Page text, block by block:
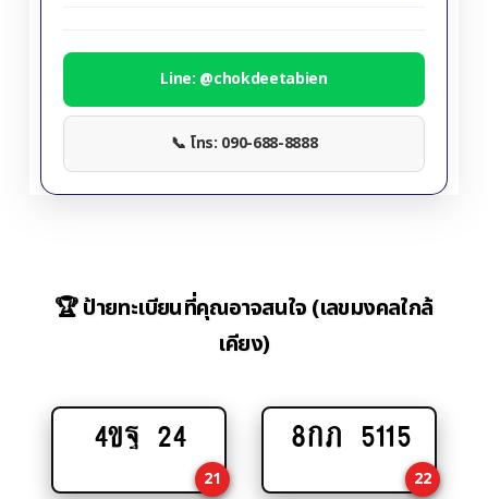
Line: @chokdeetabien
📞 โทร: 090-688-8888
🏆 ป้ายทะเบียนที่คุณอาจสนใจ (เลขมงคลใกล้
เคียง)
Add
cart
4ขฐ 24
21
Add
cart
8กภ 5115
22